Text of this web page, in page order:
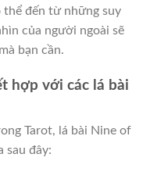
thể đến từ những suy
của người ngoài sẽ
bạn cần.
hợp với các lá bài
Tarot, lá bài Nine of
sau đây: